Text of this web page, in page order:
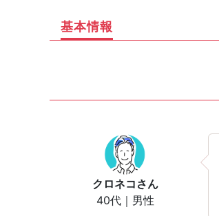
基本情報
クロネコ さん
40代｜男性